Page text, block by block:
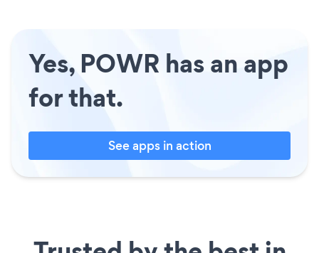
Yes, POWR has an app
for that.
See apps in action